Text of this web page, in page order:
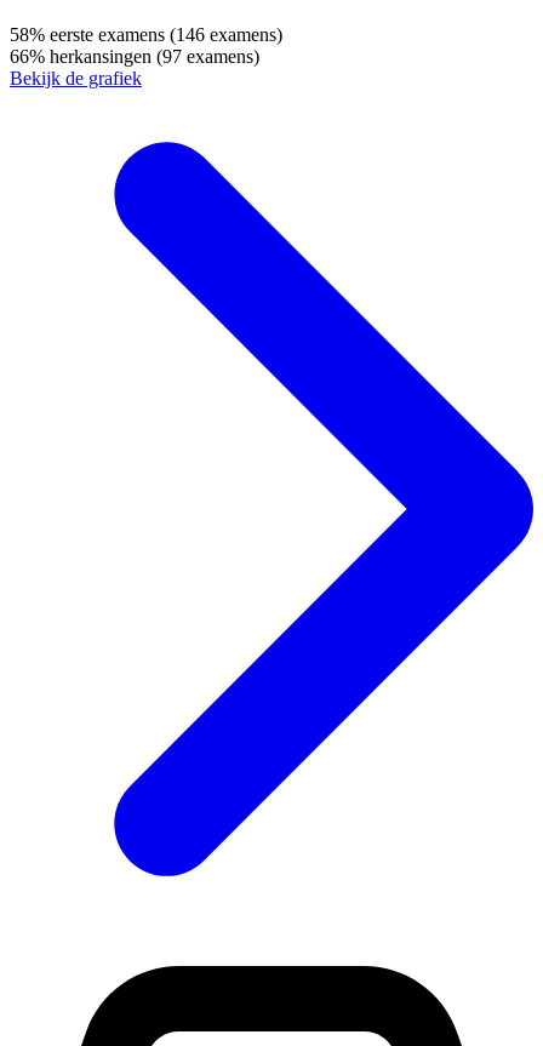
58% eerste examens (146 examens)
66% herkansingen (97 examens)
Bekijk de grafiek